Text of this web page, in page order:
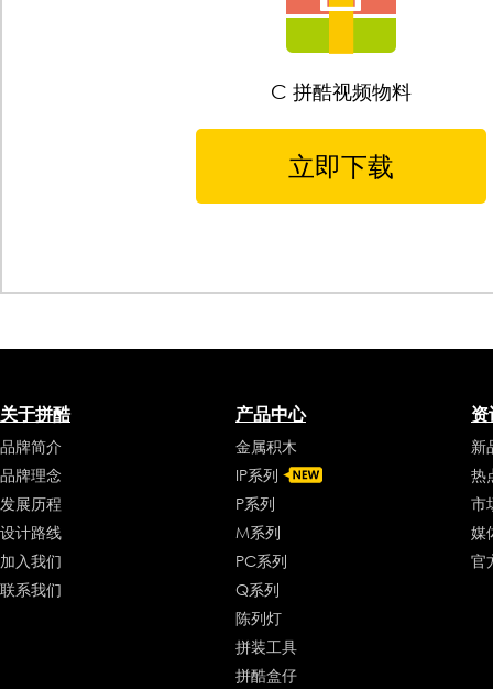
C 拼酷视频物料
立即下载
关于拼酷
品牌简介
品牌理念
发展历程
设计路线
加入我们
联系我们
产品中心
金属积木
IP系列
P系列
M系列
PC系列
Q系列
陈列灯
拼装工具
拼酷盒仔
新
热
市
媒
官